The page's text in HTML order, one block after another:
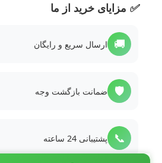
✅ مزایای خرید از ما
🚚 ارسال سریع و رایگان
🛡️ ضمانت بازگشت وجه
📞 پشتیبانی 24 ساعته